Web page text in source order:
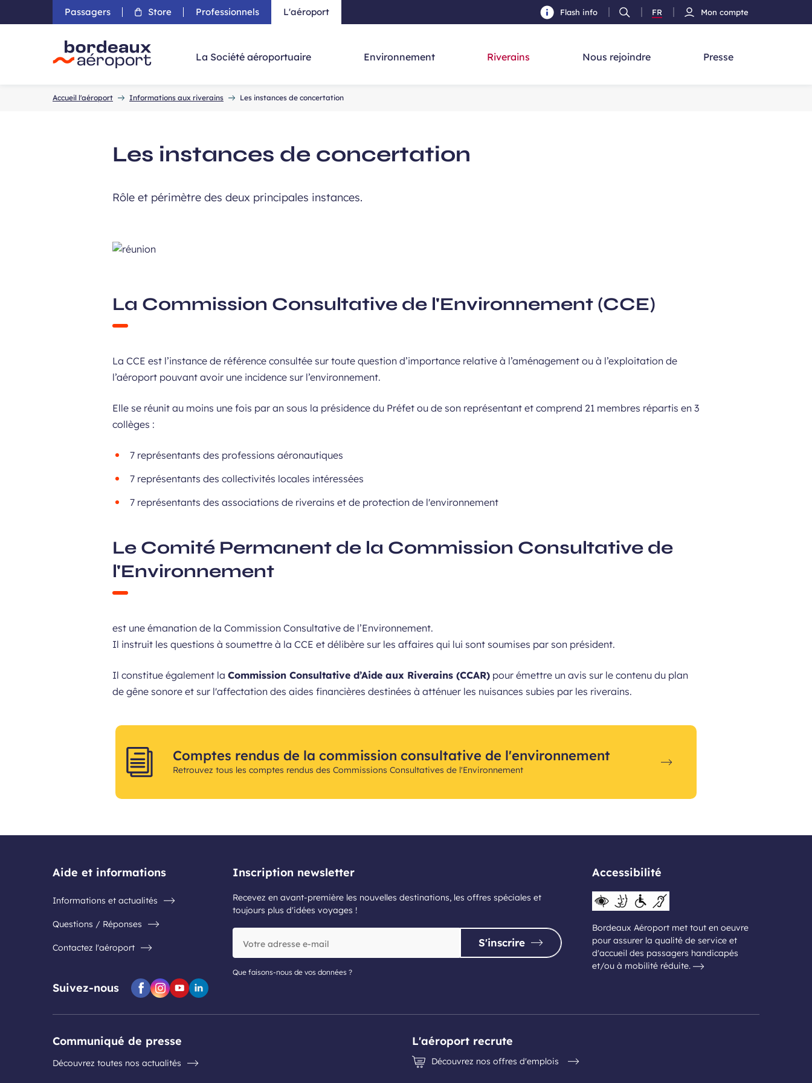
Aller au contenu principal - Aller à la navigation - Aller à la recherche
Passagers Store Professionnels L'aéroport Flash info
Ouvrir
la
FR
Version
Mon compte
La Société aéroportuaire Environnement Riverains Nous rejoindre Presse
Accueil l'aéroport Informations aux riverains Les instances de concertation
Les instances de concertation
Rôle et périmètre des deux principales instances.
La Commission Consultative de l'Environnement (CCE)
La CCE est l’instance de référence consultée sur toute question d’importance relative à l’aménagement ou à l’exploitation de
l’aéroport pouvant avoir une incidence sur l’environnement.
Elle se réunit au moins une fois par an sous la présidence du Préfet ou de son représentant et comprend 21 membres répartis en 3
collèges :
7 représentants des professions aéronautiques
7 représentants des collectivités locales intéressées
7 représentants des associations de riverains et de protection de l'environnement
Le Comité Permanent de la Commission Consultative de
l'Environnement
est une émanation de la Commission Consultative de l’Environnement.
Il instruit les questions à soumettre à la CCE et délibère sur les affaires qui lui sont soumises par son président.
Il constitue également laCommission Consultative d’Aide aux Riverains (CCAR) pour émettre un avis sur le contenu du plan
de gêne sonore et sur l'affectation des aides financières destinées à atténuer les nuisances subies par les riverains.
Comptes rendus de la commission consultative de l'environnement
Retrouvez tous les comptes rendus des Commissions Consultatives de l'Environnement
Aide et informations
Informations et actualités
Questions / Réponses
Contactez l'aéroport
Suivez-nous Facebook
Instagram
YoutubeLinkedin
Inscription newsletter
Recevez en avant-première les nouvelles destinations, les offres spéciales et
toujours plus d'idées voyages !
adresse
e-
S'inscrire
Que faisons-nous de vos données ?
Accessibilité
Bordeaux Aéroport met tout en oeuvre
pour assurer la qualité de service et
d'accueil des passagers handicapés
et/ou à mobilité réduite.
Communiqué de presse
Découvrez toutes nos actualités
L'aéroport recrute
Découvrez nos offres d'emplois